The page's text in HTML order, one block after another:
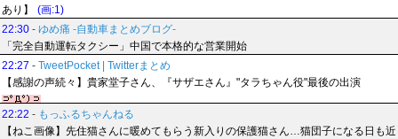
あり】
(画:1)
22:30 - ゆめ痛 -自動車まとめブログ-
「完全自動運転タクシー」中国で本格的な営業開始
22:27 - TweetPocket | Twitterまとめ
【感謝の声続々】貴家堂子さん、『サザエさん』"タラちゃん役"最後の出演
22:22 - もっふるちゃんねる
【ねこ画像】先住猫さんに暖めてもらう新入りの保護猫さん…猫団子になる日も近